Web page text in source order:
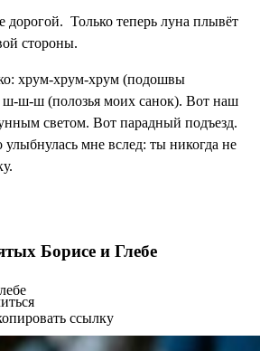
дорогой. Только теперь луна плывёт
стороны.
хрум-хрум-хрум (подошвы
ш-ш (полозья моих санок). Вот наш
светом. Вот парадный подъезд.
мне вслед: ты никогда не
Борисе и Глебе